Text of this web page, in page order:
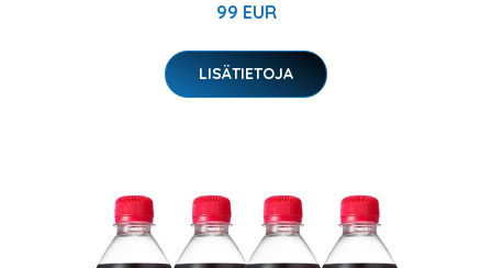
99 EUR
LISÄTIETOJA